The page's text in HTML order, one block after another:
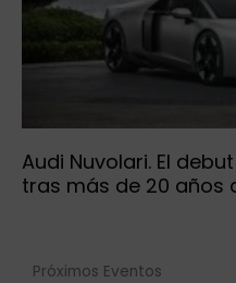
Audi Nuvolari. El
tras más de 20 años
Próximos Eventos